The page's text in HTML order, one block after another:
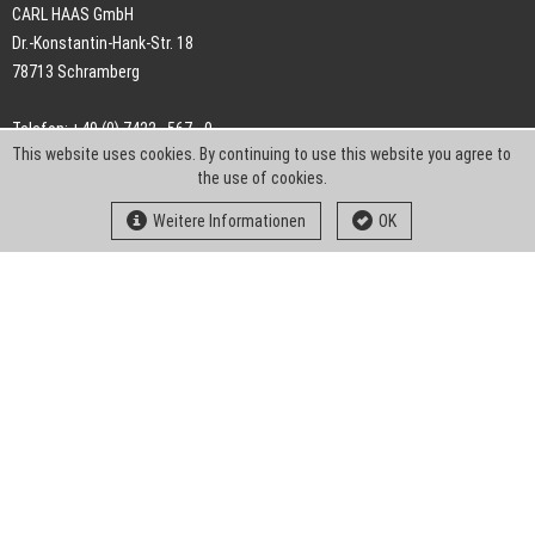
CARL HAAS GmbH
Dr.-Konstantin-Hank-Str. 18
78713 Schramberg
Telefon: +49 (0) 7422 . 567 - 0
Telefax: +49 (0) 7422 . 567 - 239
info-ch@kern-liebers.com
This website uses cookies. By continuing to use this website you agree to
the use of cookies.
Weitere Informationen OK